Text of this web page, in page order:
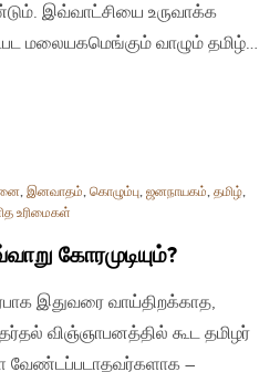
இவ்வாட்சியை உருவாக்க
மலையகமெங்கும் வாழும் தமிழ்…
, இனவாதம், கொழும்பு, ஜனநாயகம், தமிழ்,
உரிமைகள்
கோரமுடியும்?
இதுவரை வாய்திறக்காத,
விஞ்ஞாபனத்தில் கூட தமிழர்
வேண்டப்படாதவர்களாக –